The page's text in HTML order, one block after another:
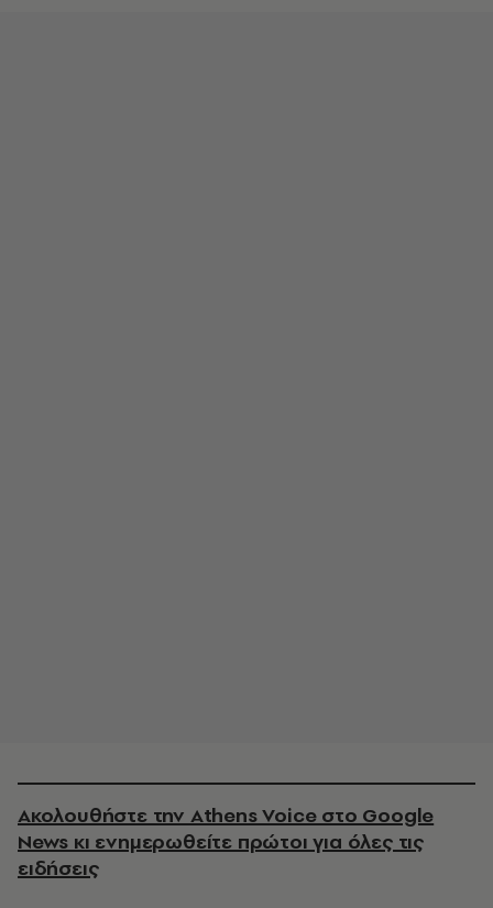
Ακολουθήστε την Athens Voice στο Google
News κι ενημερωθείτε πρώτοι για όλες τις
ειδήσεις